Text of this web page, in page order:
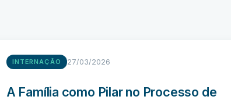
INTERNAÇÃO 27/03/2026
A Família como Pilar no Processo de